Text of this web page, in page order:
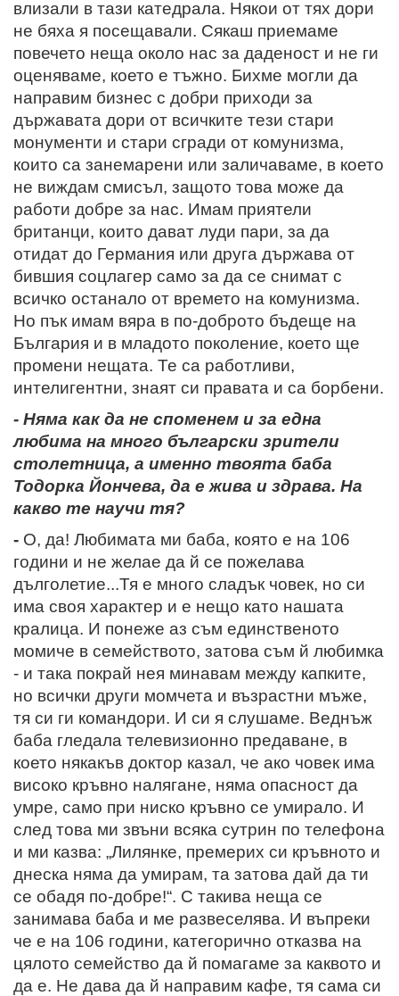
влизали в тази катедрала. Някои от тях дори
не бяха я посещавали. Сякаш приемаме
повечето неща около нас за даденост и не ги
оценяваме, което е тъжно. Бихме могли да
направим бизнес с добри приходи за
държавата дори от всичките тези стари
монументи и стари сгради от комунизма,
които са занемарени или заличаваме, в което
не виждам смисъл, защото това може да
работи добре за нас. Имам приятели
британци, които дават луди пари, за да
отидат до Германия или друга държава от
бившия соцлагер само за да се снимат с
всичко останало от времето на комунизма.
Но пък имам вяра в по-доброто бъдеще на
България и в младото поколение, което ще
промени нещата. Те са работливи,
интелигентни, знаят си правата и са борбени.
- Няма как да не споменем и за една
любима на много български зрители
столетница, а именно твоята баба
Тодорка Йончева, да е жива и здрава. На
какво те научи тя?
- О, да! Любимата ми баба, която е на 106
години и не желае да й се пожелава
дълголетие...Тя е много сладък човек, но си
има своя характер и е нещо като нашата
кралица. И понеже аз съм единственото
момиче в семейството, затова съм й любимка
- и така покрай нея минавам между капките,
но всички други момчета и възрастни мъже,
тя си ги командори. И си я слушаме. Веднъж
баба гледала телевизионно предаване, в
което някакъв доктор казал, че ако човек има
високо кръвно налягане, няма опасност да
умре, само при ниско кръвно се умирало. И
след това ми звъни всяка сутрин по телефона
и ми казва: „Лилянке, премерих си кръвното и
днеска няма да умирам, та затова дай да ти
се обадя по-добре!“. С такива неща се
занимава баба и ме развеселява. И въпреки
че е на 106 години, категорично отказва на
цялото семейство да й помагаме за каквото и
да е. Не дава да й направим кафе, тя сама си